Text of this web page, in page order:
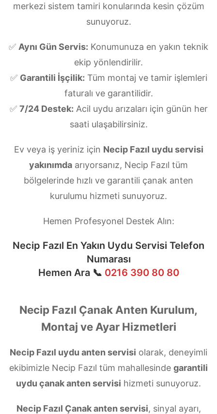
merkezi sistem tamiri konularında kesin çözüm
sunuyoruz.
✅ Aynı Gün Servis: Konumunuza en yakın teknik
ekip yönlendirilir.
✅ Garantili İşçilik: Tüm montaj ve tamir işlemleri
faturalı ve garantilidir.
✅ 7/24 Destek: Acil uydu arızaları için günün her
saati ulaşabilirsiniz.
Ev veya iş yeriniz için Necip Fazıl uydu servisi
yakınımda arıyorsanız, Necip Fazıl tüm
bölgelerinde hızlı ve garantili çanak anten
kurulumu hizmeti sunuyoruz.
Hemen Profesyonel Destek Alın:
Necip Fazıl En Yakın Uydu Servisi Telefon
Numarası
Hemen Ara 📞 0216 390 80 80
Necip Fazıl Çanak Anten Kurulum,
Montaj ve Ayar Hizmetleri
Necip Fazıl uydu anten servisi olarak, deneyimli
ekibimizle Necip Fazıl tüm mahallesinde garantili
uydu çanak anten servisi hizmeti sunuyoruz.
Necip Fazıl Çanak anten servisi, sinyal ayarı,